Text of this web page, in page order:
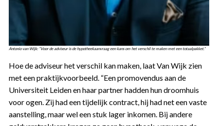
Antonio van Wijk: “Voor de adviseur is de hypotheekaanvraag een kans om het verschil te maken met een totaalpakket.”
Hoe de adviseur het verschil kan maken, laat Van Wijk zien
met een praktijkvoorbeeld. “Een promovendus aan de
Universiteit Leiden en haar partner hadden hun droomhuis
voor ogen. Zij had een tijdelijk contract, hij had net een vaste
aanstelling, maar wel een stuk lager inkomen. Bij andere